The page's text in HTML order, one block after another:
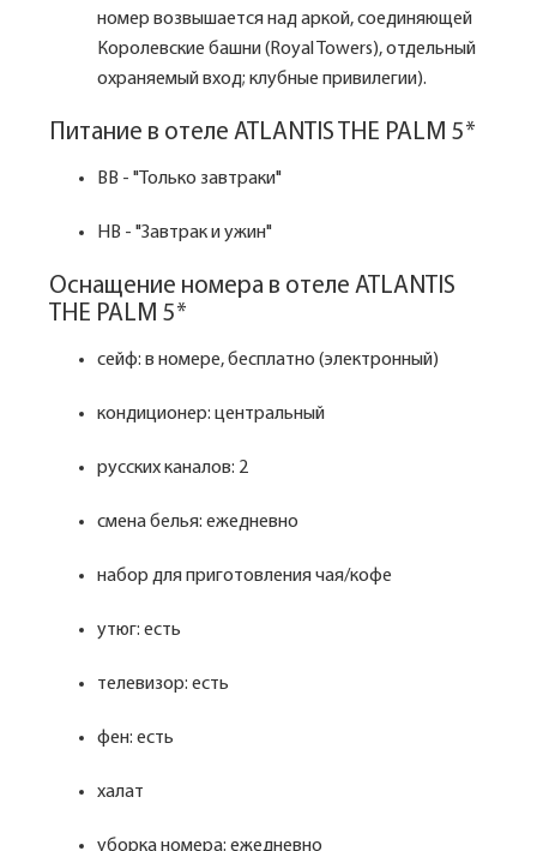
номер возвышается над аркой, соединяющей
Королевские башни (Royal Towers), отдельный
охраняемый вход; клубные привилегии).
Питание в отеле ATLANTIS THE PALM 5*
BB - "Только завтраки"
HB - "Завтрак и ужин"
Оснащение номера в отеле ATLANTIS
THE PALM 5*
сейф: в номере, бесплатно (электронный)
кондиционер: центральный
русских каналов: 2
смена белья: ежедневно
набор для приготовления чая/кофе
утюг: есть
телевизор: есть
фен: есть
халат
уборка номера: ежедневно